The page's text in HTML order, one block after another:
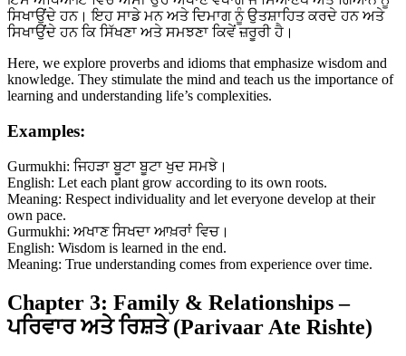
ਸਿਖਾਉਂਦੇ ਹਨ। ਇਹ ਸਾਡੇ ਮਨ ਅਤੇ ਦਿਮਾਗ ਨੂੰ ਉਤਸ਼ਾਹਿਤ ਕਰਦੇ ਹਨ ਅਤੇ
ਸਿਖਾਉਂਦੇ ਹਨ ਕਿ ਸਿੱਖਣਾ ਅਤੇ ਸਮਝਣਾ ਕਿਵੇਂ ਜ਼ਰੂਰੀ ਹੈ।
Here, we explore proverbs and idioms that emphasize wisdom and
knowledge. They stimulate the mind and teach us the importance of
learning and understanding life’s complexities.
Examples:
Gurmukhi: ਜਿਹੜਾ ਬੂਟਾ ਬੂਟਾ ਖੁਦ ਸਮਝੇ।
English: Let each plant grow according to its own roots.
Meaning: Respect individuality and let everyone develop at their
own pace.
Gurmukhi: ਅਖਾਣ ਸਿਖਦਾ ਆਖ਼ਰਾਂ ਵਿਚ।
English: Wisdom is learned in the end.
Meaning: True understanding comes from experience over time.
Chapter 3: Family & Relationships –
ਪਰਿਵਾਰ ਅਤੇ ਰਿਸ਼ਤੇ (Parivaar Ate Rishte)